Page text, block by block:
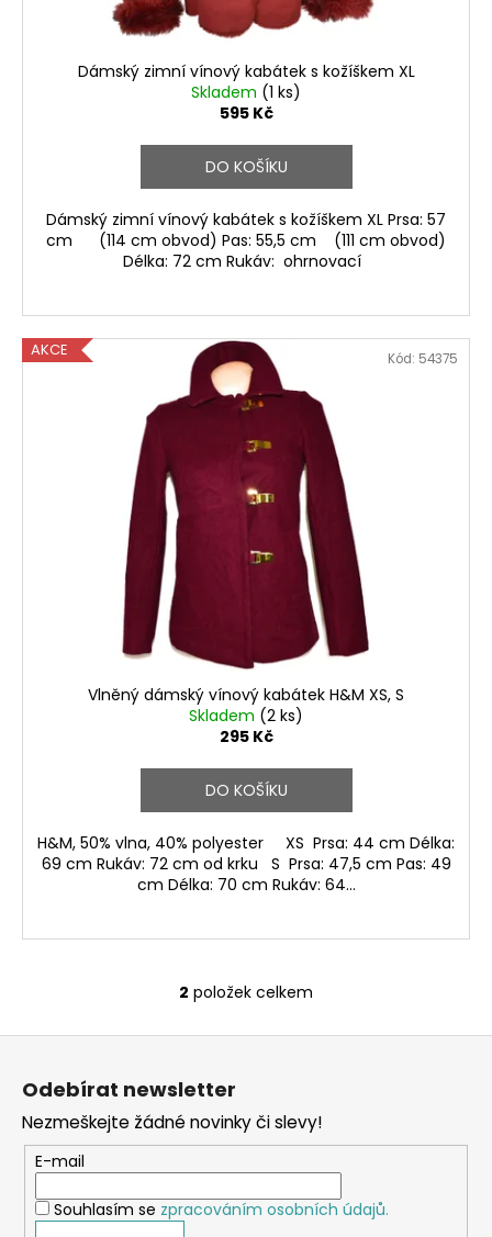
Dámský zimní vínový kabátek s kožíškem XL
Skladem (1 ks)
595 Kč
DO KOŠÍKU
Dámský zimní vínový kabátek s kožíškem XL Prsa: 57
cm (114 cm obvod) Pas: 55,5 cm (111 cm obvod)
Délka: 72 cm Rukáv: ohrnovací
AKCE
Vlněný dámský vínový kabátek H&M XS, S
Skladem (2 ks)
295 Kč
DO KOŠÍKU
H&M, 50% vlna, 40% polyester XS Prsa: 44 cm Délka:
69 cm Rukáv: 72 cm od krku S Prsa: 47,5 cm Pas: 49
cm Délka: 70 cm Rukáv: 64...
Kód: 54375
O
v
a
c
í
p
r
2 položek celkem
Z
Odebírat newsletter
Nezmeškejte žádné novinky či slevy!
E-mail
Souhlasím se zpracováním osobních údajů.